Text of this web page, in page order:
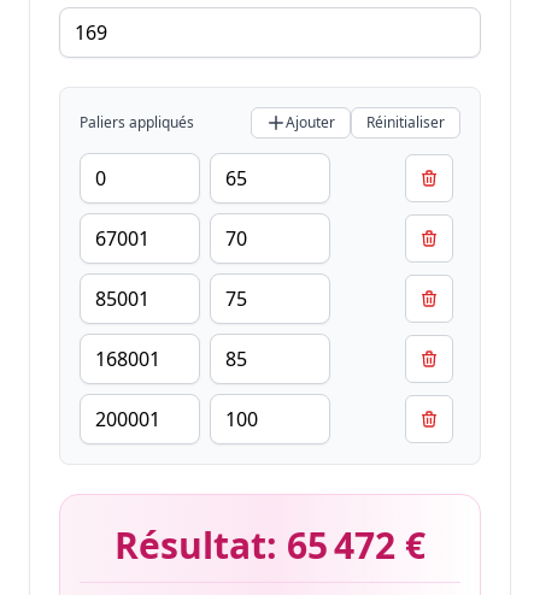
Paliers appliqués Ajouter Réinitialiser
Résultat: 65 472 €